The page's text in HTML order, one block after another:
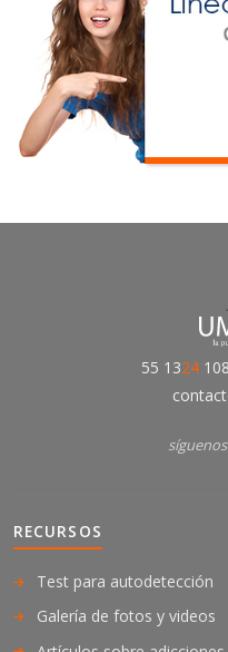
55 1324
RECURSOS
Test para autodetección
Galería de fotos y videos